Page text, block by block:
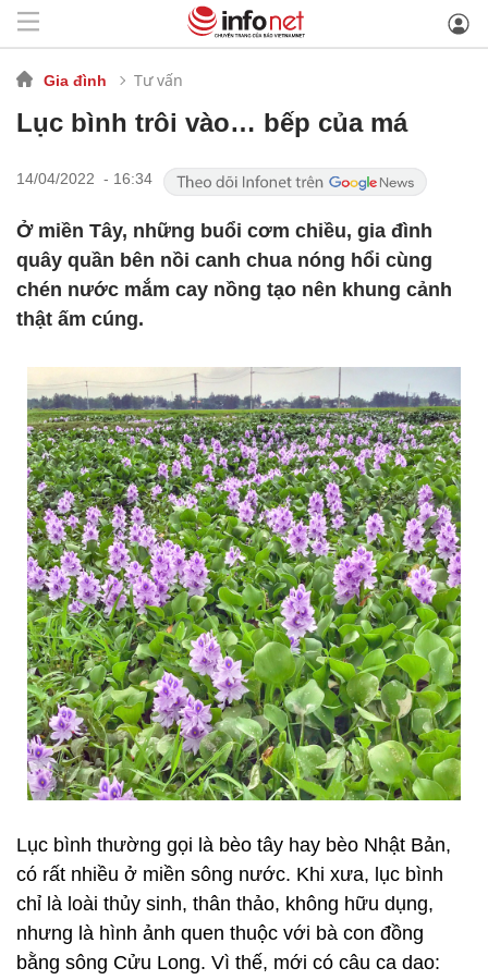
Gia đình Tư vấn
Lục bình trôi vào… bếp của má
14/04/2022 - 16:34
Ở miền Tây, những buổi cơm chiều, gia đình
quây quần bên nồi canh chua nóng hổi cùng
chén nước mắm cay nồng tạo nên khung cảnh
thật ấm cúng.
Lục bình thường gọi là bèo tây hay bèo Nhật Bản,
có rất nhiều ở miền sông nước. Khi xưa, lục bình
chỉ là loài thủy sinh, thân thảo, không hữu dụng,
nhưng là hình ảnh quen thuộc với bà con đồng
bằng sông Cửu Long. Vì thế, mới có câu ca dao: